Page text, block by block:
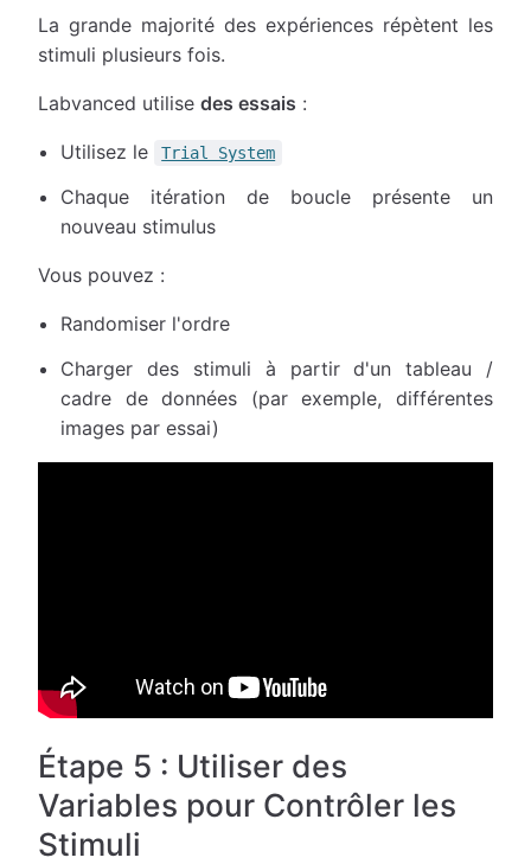
La grande majorité des expériences répètent les
stimuli plusieurs fois.
Labvanced utilise des essais :
Utilisez le Trial System
Chaque itération de boucle présente un
nouveau stimulus
Vous pouvez :
Randomiser l'ordre
Charger des stimuli à partir d'un tableau /
cadre de données (par exemple, différentes
images par essai)
Étape 5 : Utiliser des
Variables pour Contrôler les
Stimuli